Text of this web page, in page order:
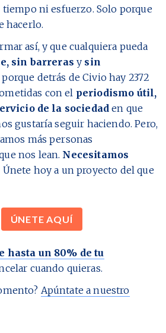
tiempo ni esfuerzo. Solo porque
hacerlo.
así, y que cualquiera pueda
sin barreras y sin
porque detrás de Civio hay 2372
con el periodismo útil,
de la sociedad en que
gustaría seguir haciendo. Pero,
más personas
nos lean. Necesitamos
Únete hoy a un proyecto del que
ÚNETE AQUÍ
hasta un 80% de tu
cuando quieras.
Apúntate a nuestro